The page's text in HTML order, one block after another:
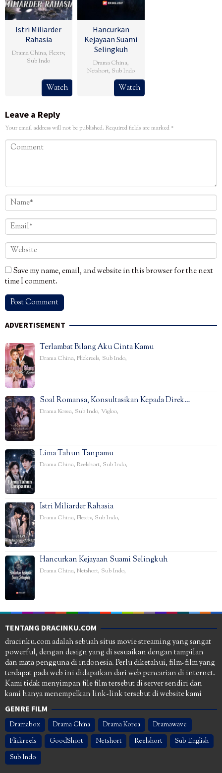
Istri Miliarder
Rahasia
Drama China, Flextv,
Sub Indo
Watch
Hancurkan
Kejayaan Suami
Selingkuh
Drama China,
Netshort, Sub Indo
Watch
Leave a Reply
Your email address will not be published. Required fields are marked*
Save my name, email, and website in this browser for the next
time I comment.
ADVERTISEMENT
Terlambat Bilang Aku Cinta Kamu
Drama China, Flickreels, Sub Indo,
Soal Romansa, Konsultasikan Kepada Direk…
Drama Korea, Sub Indo, Vigloo,
Lima Tahun Tanpamu
Drama China, Reelshort, Sub Indo,
Istri Miliarder Rahasia
Drama China, Flextv, Sub Indo,
Hancurkan Kejayaan Suami Selingkuh
Drama China, Netshort, Sub Indo,
TENTANG DRACINKU.COM
dracinku.com adalah sebuah situs movie streaming yang sangat
powerful, dengan design yang di sesuaikan dengan tampilan
dan mata pengguna di indonesia. Perlu diketahui, film-film yang
terdapat pada web ini didapatkan dari web pencarian di internet.
Kami tidak menyimpan file film tersebut di server sendiri dan
kami hanya menempelkan link-link tersebut di website kami
GENRE FILM
Dramabox Drama China Drama Korea
Dramawave
Flickreels
GoodShort Netshort Reelshort
Sub English
Sub Indo